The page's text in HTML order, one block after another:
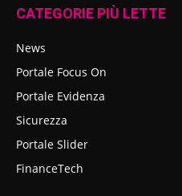
CATEGORIE PIÙ LETTE
News
Portale Focus On
Portale Evidenza
Sicurezza
Portale Slider
FinanceTech